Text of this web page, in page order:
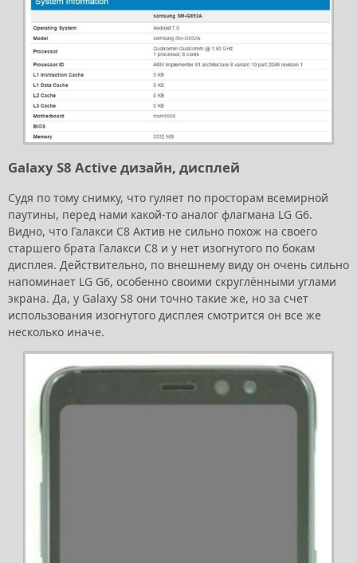
Galaxy S8 Active дизайн, дисплей
Судя по тому снимку, что гуляет по просторам всемирной
паутины, перед нами какой-то аналог флагмана LG G6.
Видно, что Галакси С8 Актив не сильно похож на своего
старшего брата Галакси С8 и у нет изогнутого по бокам
дисплея. Действительно, по внешнему виду он очень сильно
напоминает LG G6, особенно своими скруглёнными углами
экрана. Да, у Galaxy S8 они точно такие же, но за счет
использования изогнутого дисплея смотрится он все же
несколько иначе.